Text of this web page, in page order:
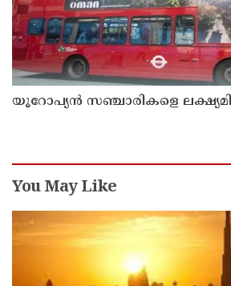
യൂറോപ്യന്‍ സഞ്ചാരികളെ
You May Like